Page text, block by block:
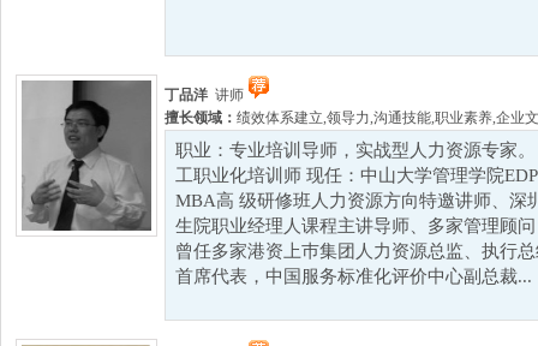
丁品洋 讲师
擅长领域： 绩效体系建立,领导力,沟通技能,职业素养,企业
职业：专业培训导师，实战型人力资源专家
工职业化培训师 现任：中山大学管理学院
MBA高 级研修班人力资源方向特邀讲师、深
生院职业经理人课程主讲导师、多家管理顾
曾任多家港资上巿集团人力资源总监、执行
首席代表，中国服务标准化评价中心副总裁...